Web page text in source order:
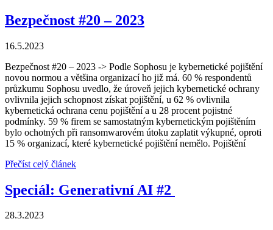
Bezpečnost #20 – 2023
16.5.2023
Bezpečnost #20 – 2023 -> Podle Sophosu je kybernetické pojištění
novou normou a většina organizací ho již má. 60 % respondentů
průzkumu Sophosu uvedlo, že úroveň jejich kybernetické ochrany
ovlivnila jejich schopnost získat pojištění, u 62 % ovlivnila
kybernetická ochrana cenu pojištění a u 28 procent pojistné
podmínky. 59 % firem se samostatným kybernetickým pojištěním
bylo ochotných při ransomwarovém útoku zaplatit výkupné, oproti
15 % organizací, které kybernetické pojištění nemělo. Pojištění
Přečíst celý článek
Speciál: Generativní AI #2
28.3.2023